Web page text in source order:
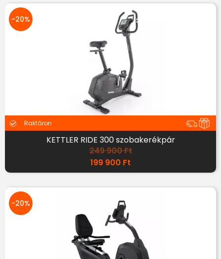
-20%
Raktáron
KETTLER RIDE 300 szobakerékpár
249 900Ft
199 900 Ft
-20%